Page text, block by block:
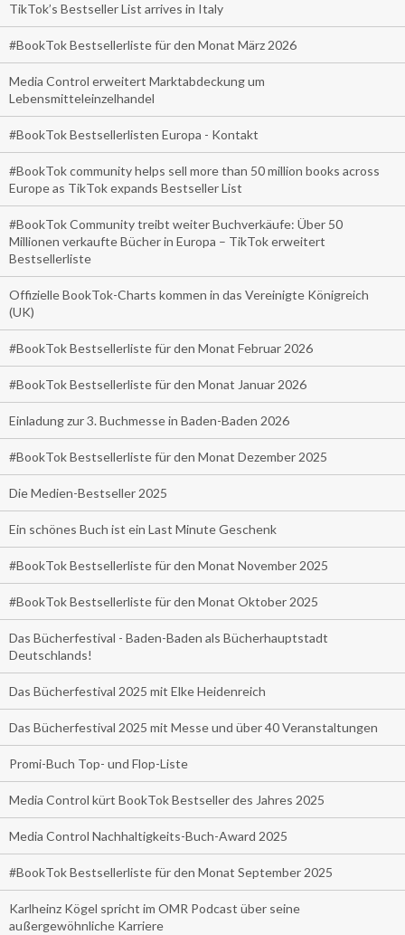
TikTok’s Bestseller List arrives in Italy
#BookTok Bestsellerliste für den Monat März 2026
Media Control erweitert Marktabdeckung um
Lebensmitteleinzelhandel
#BookTok Bestsellerlisten Europa - Kontakt
#BookTok community helps sell more than 50 million books across
Europe as TikTok expands Bestseller List
#BookTok Community treibt weiter Buchverkäufe: Über 50
Millionen verkaufte Bücher in Europa – TikTok erweitert
Bestsellerliste
Offizielle BookTok-Charts kommen in das Vereinigte Königreich
(UK)
#BookTok Bestsellerliste für den Monat Februar 2026
#BookTok Bestsellerliste für den Monat Januar 2026
Einladung zur 3. Buchmesse in Baden-Baden 2026
#BookTok Bestsellerliste für den Monat Dezember 2025
Die Medien-Bestseller 2025
Ein schönes Buch ist ein Last Minute Geschenk
#BookTok Bestsellerliste für den Monat November 2025
#BookTok Bestsellerliste für den Monat Oktober 2025
Das Bücherfestival - Baden-Baden als Bücherhauptstadt
Deutschlands!
Das Bücherfestival 2025 mit Elke Heidenreich
Das Bücherfestival 2025 mit Messe und über 40 Veranstaltungen
Promi-Buch Top- und Flop-Liste
Media Control kürt BookTok Bestseller des Jahres 2025
Media Control Nachhaltigkeits-Buch-Award 2025
#BookTok Bestsellerliste für den Monat September 2025
Karlheinz Kögel spricht im OMR Podcast über seine
außergewöhnliche Karriere